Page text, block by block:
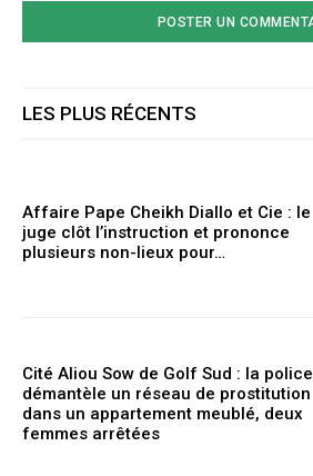
LES PLUS RÉCENTS
Affaire Pape Cheikh Diallo et Cie : le
juge clôt l’instruction et prononce
plusieurs non-lieux pour…
Cité Aliou Sow de Golf Sud : la police
démantèle un réseau de prostitution
dans un appartement meublé, deux
femmes arrêtées